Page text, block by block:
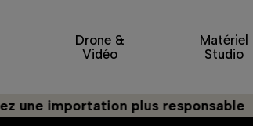
Drone &
Vidéo
Matériel
Studio
plus responsable